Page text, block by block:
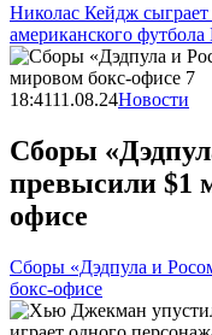
Николас Кейдж
американского
18:4111.08.24Новости
Сборы
превысили $1
офисе
Сборы «Дэдпула и
бокс-офисе